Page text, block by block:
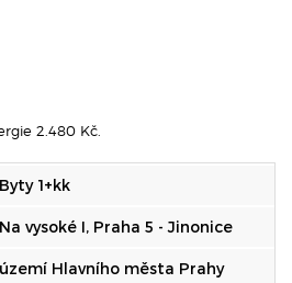
2.480 Kč.
Byty 1+kk
Na vysoké I, Praha 5 - Jinonice
území Hlavního města Prahy